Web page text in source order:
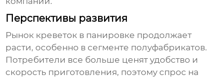
Перспективы развития
Рынок креветок в панировке продолжает
расти, особенно в сегменте полуфабрикатов.
Потребители все больше ценят удобство и
скорость приготовления, поэтому спрос на